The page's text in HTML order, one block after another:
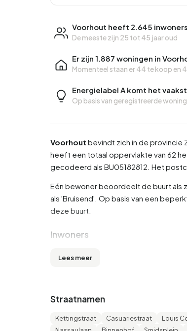
Voorhout heeft 2.645 inwoners
De meeste zijn 25 tot 45 jaar oud
Er zijn 1.887 woningen in
Momenteel staan er44 te koop en
Energielabel A komt het
Op basis van geregistreerde
Voorhout bevindt zich in de provincie
heeft een totaal oppervlakte van 62
gecodeerd als BU05182812. Het
Eén bewoner beoordeelt de buurt als
als 'Bruisend'. Op basis van een
deze buurt.
Inwoners
(46,9%). De overige leeftijden zijn
komen uit landen buiten Europa.
Er zijn 1.770 huishoudens in
Lees meer
Straatnamen
Kettingstraat Casuariestraat Louis